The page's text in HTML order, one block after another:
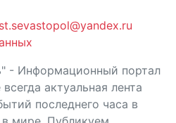
- Информационный портал
актуальная лента
последнего часа в